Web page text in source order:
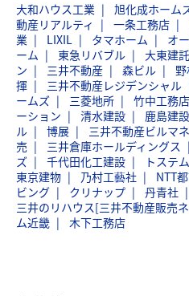
大和ハウス工業 旭化成ホーム
動産リアルティ
一条工務店
業
LIXIL タマホーム オ
ーム
東急リバブル 大東建託
ン
三井不動産 森ビル
揮
三井不動産レジデンシャル
ームズ
三菱地所 竹中工務店
ーション
清水建設 鹿島建設
ル
博展 三井不動産ビルマ
売
三井倉庫ホールディングス
ズ
千代田化工建設 トステム
東京建物
乃村工藝社 NTT
ビング
クリナップ 丹青社
三井のリハウス[三井不動産販売
ム近畿
木下工務店